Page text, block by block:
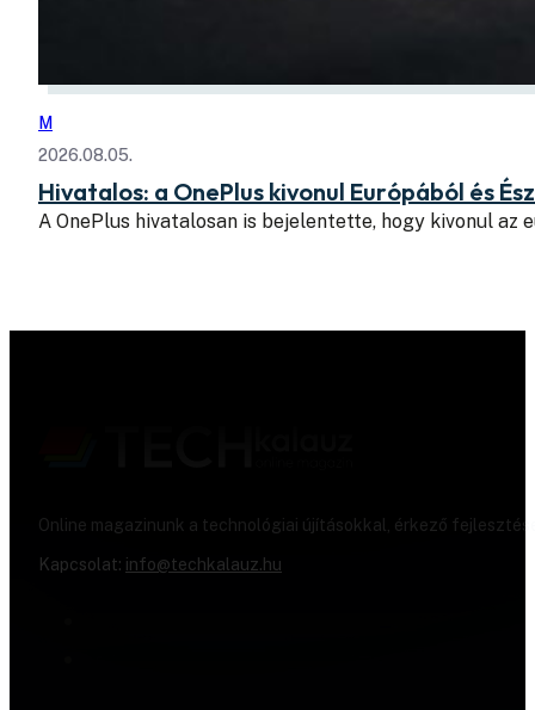
M
2026.08.05.
Hivatalos: a OnePlus kivonul Európából és
A OnePlus hivatalosan is bejelentette, hogy kivonul az
Online magazinunk a technológiai újításokkal, érkező
Kapcsolat: info@techkalauz.hu